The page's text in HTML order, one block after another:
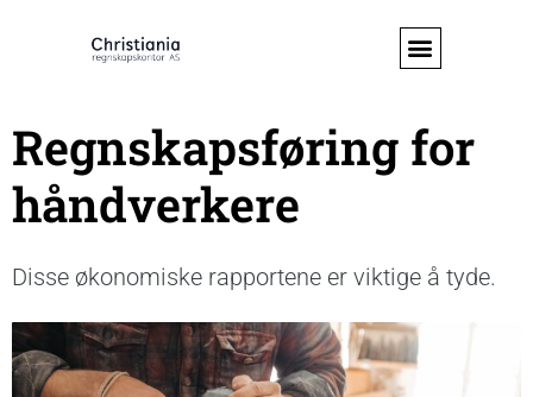
Regnskapsføring for
håndverkere
Disse økonomiske rapportene er viktige å tyde.